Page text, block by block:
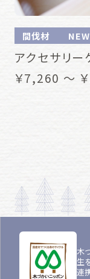
間伐材 NEW
アクセサリー
￥7,260 ～
木
生
連